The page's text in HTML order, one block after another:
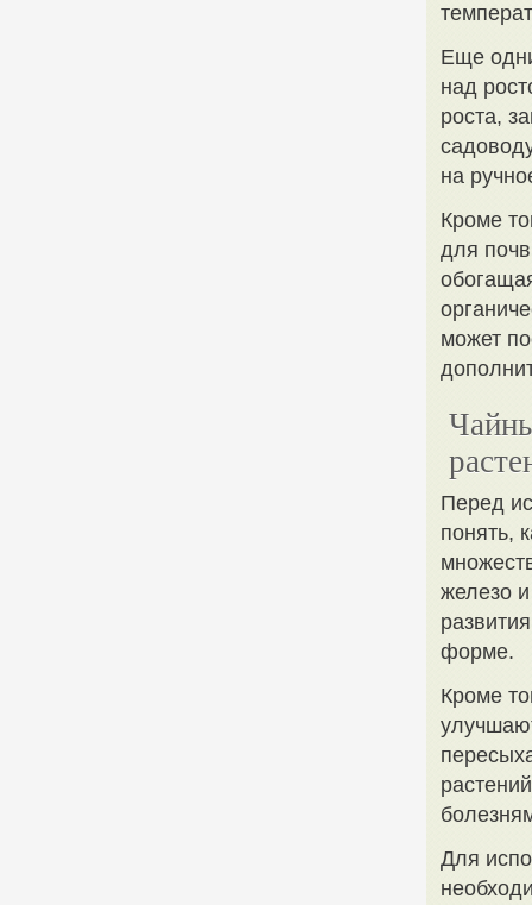
Еще
над
роста,
на
Кроме
для
может
Перед
понять,
железо
форме.
Кроме
Для